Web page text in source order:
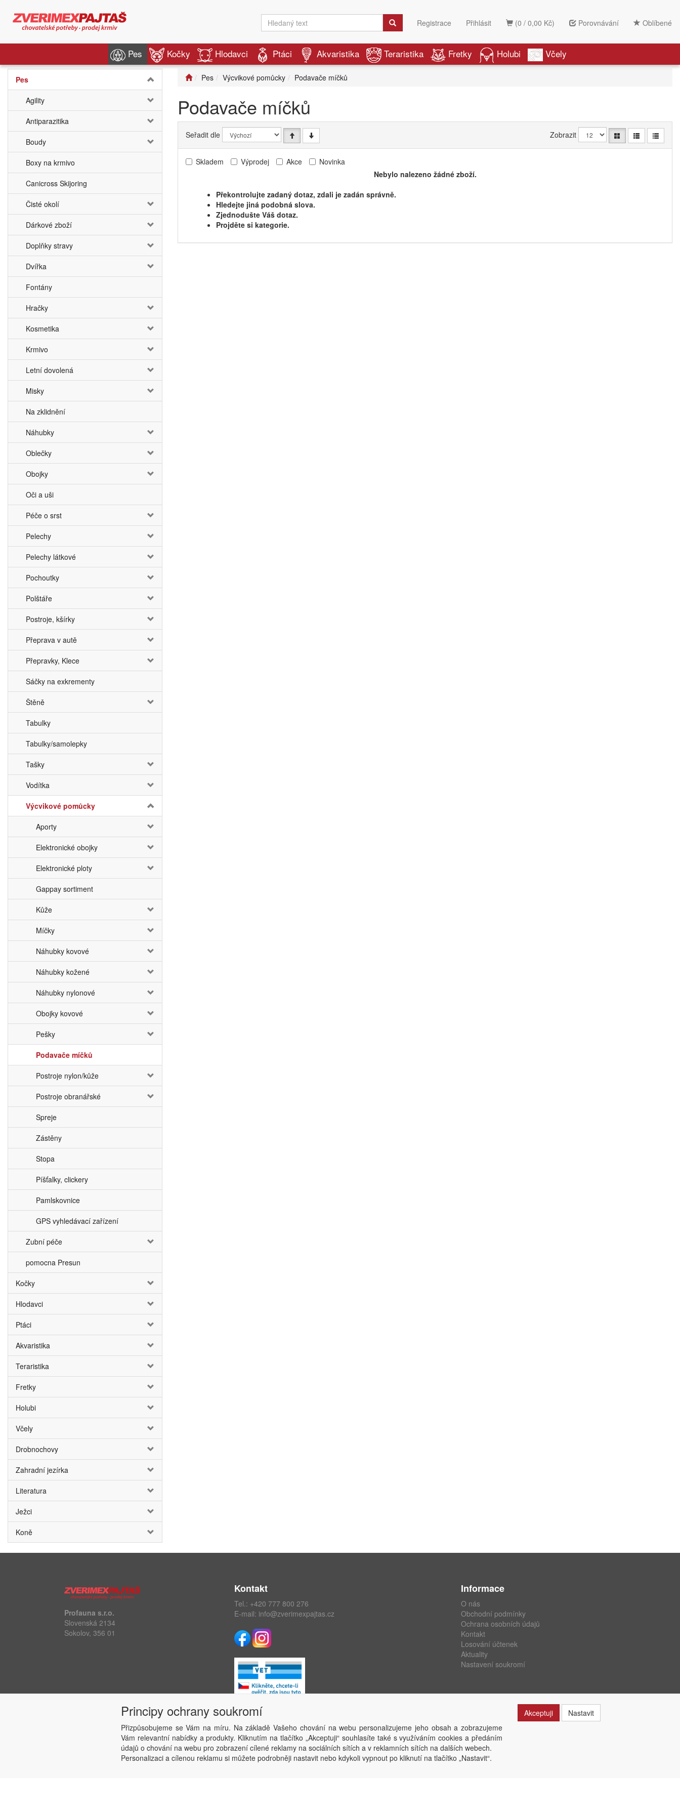
(0 / 0,00 Kč) Porovnávání Oblíbené
Registrace Přihlásit
Pes Kočky Hlodavci Ptáci Akvaristika Teraristika Fretky Holubi Včely
Pes
Agility
Antiparazitika
Boudy
Boxy na krmivo
Canicross Skijoring
Čisté okolí
Dárkové zboží
Doplňky stravy
Dvířka
Fontány
Hračky
Kosmetika
Krmivo
Letní dovolená
Misky
Na zklidnění
Náhubky
Oblečky
Obojky
Oči a uši
Péče o srst
Pelechy
Pelechy látkové
Pochoutky
Polštáře
Postroje, kšírky
Přeprava v autě
Přepravky, Klece
Sáčky na exkrementy
Štěně
Tabulky
Tabulky/samolepky
Tašky
Vodítka
Výcvikové pomůcky
Aporty
Elektronické obojky
Elektronické ploty
Gappay sortiment
Kůže
Míčky
Náhubky kovové
Náhubky kožené
Náhubky nylonové
Obojky kovové
Pešky
Podavače míčků
Postroje nylon/kůže
Postroje obranářské
Spreje
Zástěny
Stopa
Píšťalky, clickery
Pamlskovnice
GPS vyhledávací zařízení
Zubní péče
pomocna Presun
Kočky
Hlodavci
Ptáci
Akvaristika
Teraristika
Fretky
Holubi
Včely
Drobnochovy
Zahradní jezírka
Literatura
Ježci
Koně
Pes Výcvikové pomůcky Podavače míčků
Podavače míčků
Seřadit dle Zobrazit
Skladem Výprodej Akce
Novinka
Nebylo nalezeno žádné zboží.
Překontrolujte zadaný dotaz, zdali je zadán správně.
Hledejte jiná podobná slova.
Zjednodušte Váš dotaz.
Projděte si kategorie.
Profauna s.r.o.
Slovenská 2134
Sokolov, 356 01
Kontakt
Tel.: +420 777 800 276
E-mail: info@zverimexpajtas.cz
Informace
O nás
Obchodní podmínky
Ochrana osobních údajů
Kontakt
Losování účtenek
Aktuality
Nastavení soukromí
Copyright © ABRA Software a.s. 2020
Principy ochrany soukromí
Přizpůsobujeme se Vám na míru. Na základě Vašeho chování na webu personalizujeme jeho obsah a zobrazujeme
Vám relevantní nabídky a produkty. Kliknutím na tlačítko „Akceptuji“ souhlasíte také s využíváním cookies a předáním
údajů o chování na webu pro zobrazení cílené reklamy na sociálních sítích a v reklamních sítích na dalších webech.
Personalizaci a cílenou reklamu si můžete podrobněji nastavit nebo kdykoli vypnout po kliknutí na tlačítko „Nastavit“.
Akceptuji Nastavit